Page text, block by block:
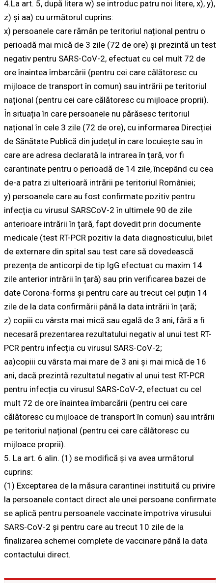
4.La art. 5, după litera w) se introduc patru noi litere, x), y),
z) și aa) cu următorul cuprins:
x) persoanele care rămân pe teritoriul național pentru o
perioadă mai mică de 3 zile (72 de ore) și prezintă un test
negativ pentru SARS-CoV-2, efectuat cu cel mult 72 de
ore înaintea îmbarcării (pentru cei care călătoresc cu
mijloace de transport în comun) sau intrării pe teritoriul
național (pentru cei care călătoresc cu mijloace proprii).
În situația în care persoanele nu părăsesc teritoriul
național în cele 3 zile (72 de ore), cu informarea Direcției
de Sănătate Publică din județul în care locuiește sau în
care are adresa declarată la intrarea în țară, vor fi
carantinate pentru o perioadă de 14 zile, începând cu cea
de-a patra zi ulterioară intrării pe teritoriul României;
y) persoanele care au fost confirmate pozitiv pentru
infecția cu virusul SARSCoV-2 în ultimele 90 de zile
anterioare intrării în țară, fapt dovedit prin documente
medicale (test RT-PCR pozitiv la data diagnosticului, bilet
de externare din spital sau test care să dovedească
prezența de anticorpi de tip IgG efectuat cu maxim 14
zile anterior intrării în țară) sau prin verificarea bazei de
date Corona-forms și pentru care au trecut cel puțin 14
zile de la data confirmării până la data intrării în țară;
z) copiii cu vârsta mai mică sau egală de 3 ani, fără a fi
necesară prezentarea rezultatului negativ al unui test RT-
PCR pentru infecția cu virusul SARS-CoV-2;
aa)copiii cu vârsta mai mare de 3 ani și mai mică de 16
ani, dacă prezintă rezultatul negativ al unui test RT-PCR
pentru infecția cu virusul SARS-CoV-2, efectuat cu cel
mult 72 de ore înaintea îmbarcării (pentru cei care
călătoresc cu mijloace de transport în comun) sau intrării
pe teritoriul național (pentru cei care călătoresc cu
mijloace proprii).
5. La art. 6 alin. (1) se modifică și va avea următorul
cuprins:
(1) Exceptarea de la măsura carantinei instituită cu privire
la persoanele contact direct ale unei persoane confirmate
se aplică pentru persoanele vaccinate împotriva virusului
SARS-CoV-2 și pentru care au trecut 10 zile de la
finalizarea schemei complete de vaccinare până la data
contactului direct.